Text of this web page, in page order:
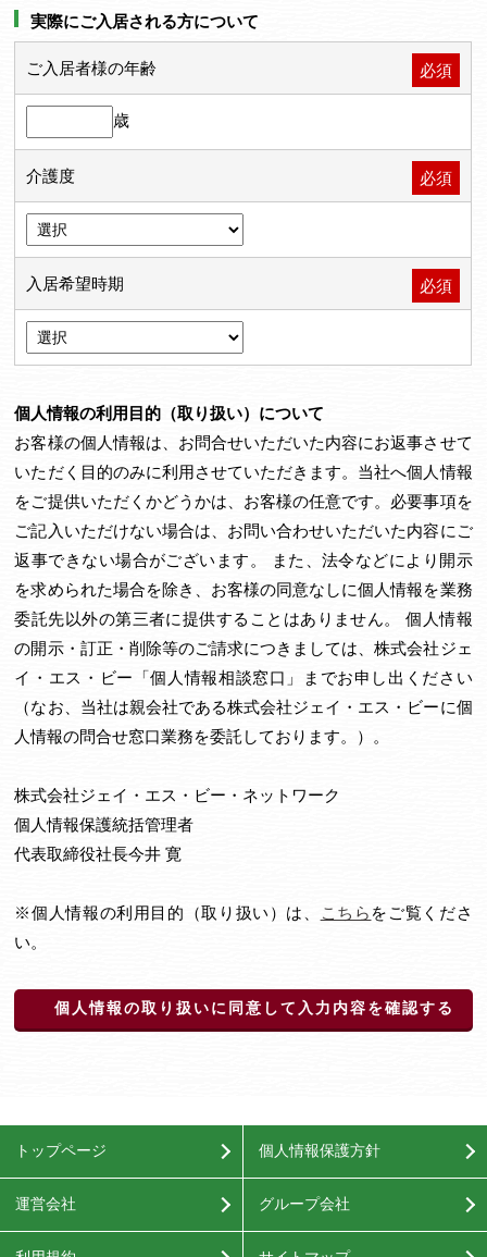
実際にご入居される方について
ご入居者様の年齢 必須
歳
介護度 必須
入居希望時期 必須
個人情報の利用目的（取り扱い）について
お客様の個人情報は、お問合せいただいた内容にお返事させて
いただく目的のみに利用させていただきます。当社へ個人情報
をご提供いただくかどうかは、お客様の任意です。必要事項を
ご記入いただけない場合は、お問い合わせいただいた内容にご
返事できない場合がございます。 また、法令などにより開示
を求められた場合を除き、お客様の同意なしに個人情報を業務
委託先以外の第三者に提供することはありません。 個人情報
の開示・訂正・削除等のご請求につきましては、株式会社ジェ
イ・エス・ビー「個人情報相談窓口」までお申し出ください
（なお、当社は親会社である株式会社ジェイ・エス・ビーに個
人情報の問合せ窓口業務を委託しております。）。
株式会社ジェイ・エス・ビー・ネットワーク
個人情報保護統括管理者
代表取締役社長今井 寛
※個人情報の利用目的（取り扱い）は、 こちら をご覧くださ
い。
個人情報の取り扱いに同意して入力内容を確認する
トップページ 個人情報保護方針
運営会社 グループ会社